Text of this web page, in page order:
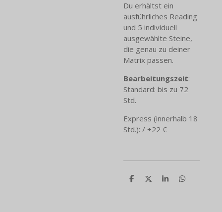
Du erhältst ein
ausführliches Reading
und 5 individuell
ausgewählte Steine,
die genau zu deiner
Matrix passen.
Bearbeitungszeit:
Standard: bis zu 72
Std.
Express (innerhalb 18
Std.): / +22 €
T
T
T
T